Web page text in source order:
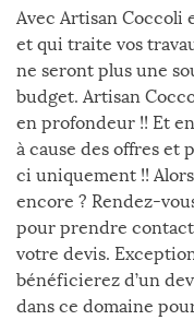
Avec Artisan Coccoli
et qui traite vos
ne seront plus une
budget. Artisan
en profondeur !! Et
à cause des offres et
ci uniquement !!
encore ? Rendez-
pour prendre contact
votre devis.
bénéficierez d’un
dans ce domaine